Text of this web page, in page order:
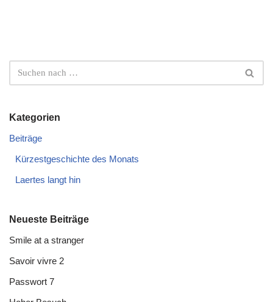
Kategorien
Beiträge
Kürzestgeschichte des Monats
Laertes langt hin
Neueste Beiträge
Smile at a stranger
Savoir vivre 2
Passwort 7